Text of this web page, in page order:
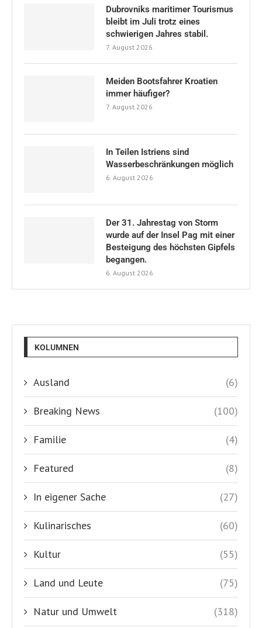
Dubrovniks maritimer Tourismus
bleibt im Juli trotz eines
schwierigen Jahres stabil.
7. August 2026
Meiden Bootsfahrer Kroatien
immer häufiger?
7. August 2026
In Teilen Istriens sind
Wasserbeschränkungen möglich
6. August 2026
Der 31. Jahrestag von Storm
wurde auf der Insel Pag mit einer
Besteigung des höchsten Gipfels
begangen.
6. August 2026
KOLUMNEN
Ausland (6)
Breaking News (100)
Familie (4)
Featured (8)
In eigener Sache (27)
Kulinarisches (60)
Kultur (55)
Land und Leute (75)
Natur und Umwelt (318)